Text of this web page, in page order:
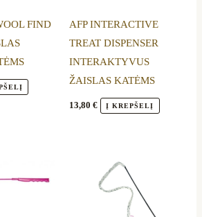
FIND
AFP INTERACTIVE
TREAT DISPENSER
INTERAKTYVUS
ŽAISLAS KATĖMS
13,80 € Į KREPŠELĮ